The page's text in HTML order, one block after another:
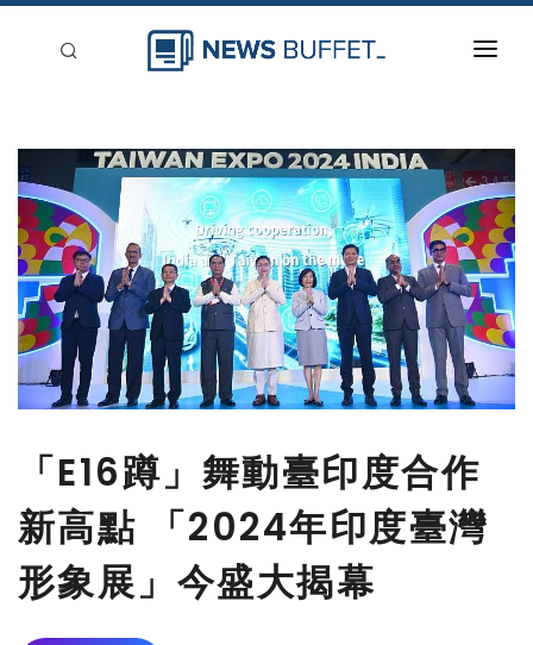
新聞稿分類
登入
刊登
「E16蹲」舞動臺印度合作
新高點 「2024年印度臺灣
形象展」今盛大揭幕